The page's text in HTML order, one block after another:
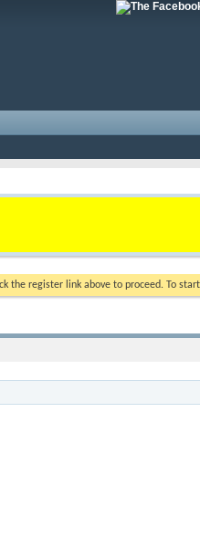
the register link above to proceed. To